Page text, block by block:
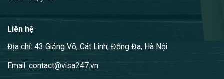
Liên hệ
Địa chỉ: 43 Giảng Võ, Cát Linh, Đống Đa, Hà Nội
Email: contact@visa247.vn